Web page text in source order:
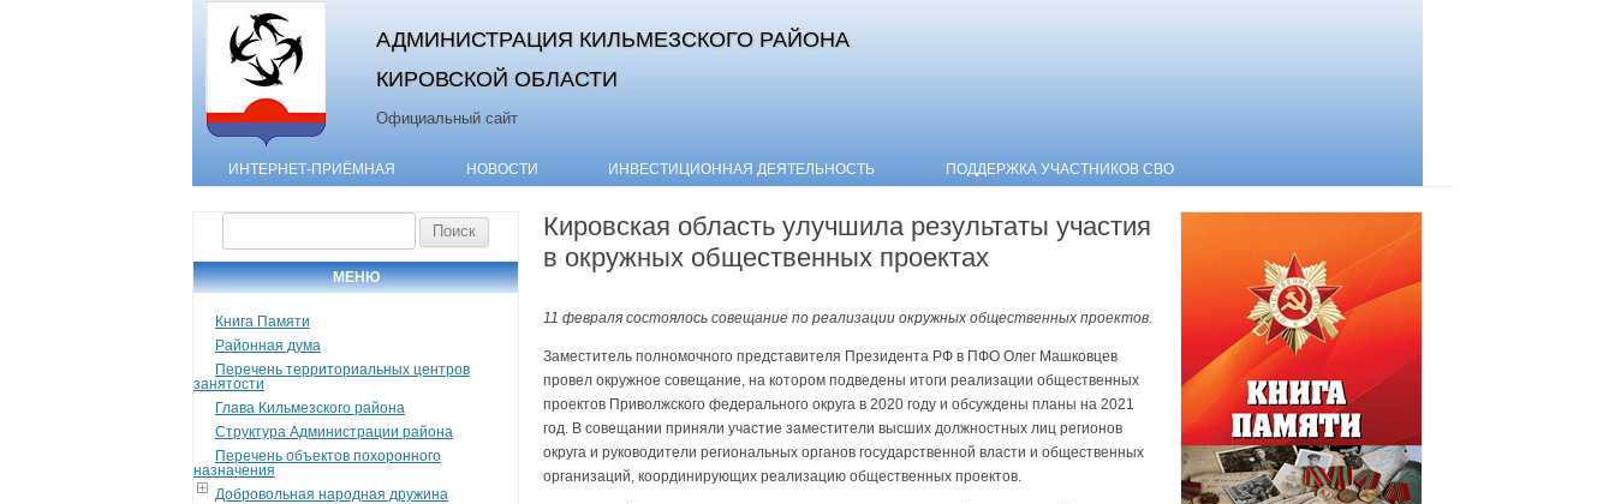
АДМИНИСТРАЦИЯ КИЛЬМЕЗСКОГО РАЙОНА
КИРОВСКОЙ ОБЛАСТИ
Официальный сайт
Skip to content
ИНТЕРНЕТ-ПРИЁМНАЯ НОВОСТИ ИНВЕСТИЦИОННАЯ ДЕЯТЕЛЬНОСТЬ ПОДДЕРЖКА УЧАСТНИКОВ СВО
МЕНЮ
Книга Памяти
Районная дума
Перечень территориальных центров
занятости
Глава Кильмезского района
Структура Администрации района
Перечень объектов похоронного
назначения
Добровольная народная дружина
Кировская область улучшила результаты участия
в окружных общественных проектах
11 февраля состоялось совещание по реализации окружных общественных проектов.
Заместитель полномочного представителя Президента РФ в ПФО Олег Машковцев
провел окружное совещание, на котором подведены итоги реализации общественных
проектов Приволжского федерального округа в 2020 году и обсуждены планы на 2021
год. В совещании приняли участие заместители высших должностных лиц регионов
округа и руководители региональных органов государственной власти и общественных
организаций, координирующих реализацию общественных проектов.